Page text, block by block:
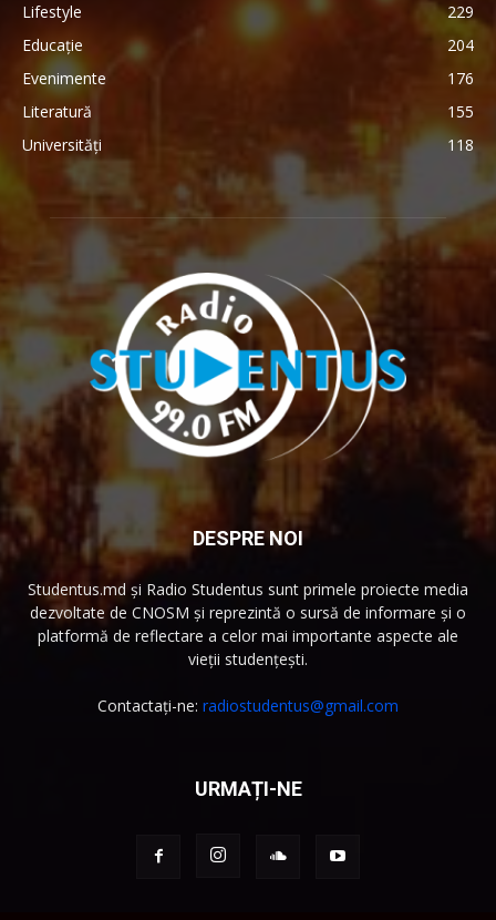
Lifestyle
229
Educație
204
Evenimente
176
Literatură
155
Universități
118
DESPRE NOI
Studentus.md și Radio Studentus sunt primele proiecte media
dezvoltate de CNOSM și reprezintă o sursă de informare și o
platformă de reflectare a celor mai importante aspecte ale
vieții studențești.
Contactați-ne: radiostudentus@gmail.com
URMAȚI-NE